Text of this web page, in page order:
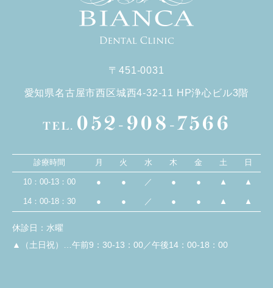
〒451-0031
愛知県名古屋市西区城西4-32-11 HP浄心ビル3階
TEL. 052-908-7566
診療時間 月 火 水 木 金 土 日
10：00-13：00 ● ● ／ ● ● ▲ ▲
14：00-18：30 ● ● ／ ● ● ▲ ▲
休診日：水曜
▲（土日祝）…午前9：30-13：00／午後14：00-18：00